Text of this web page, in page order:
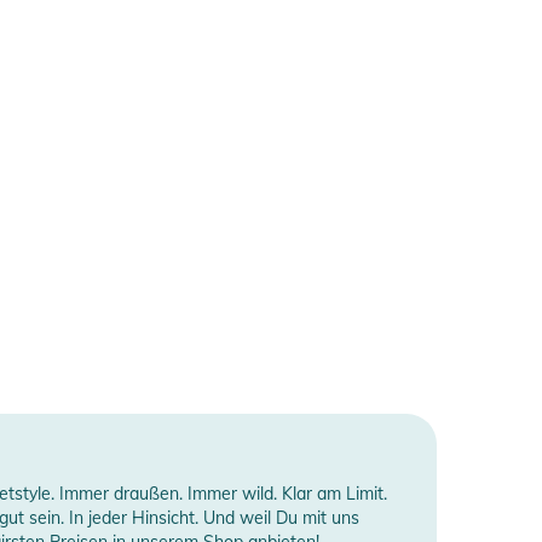
Immer draußen. Immer wild. Klar am Limit.
sein. In jeder Hinsicht. Und weil Du mit uns